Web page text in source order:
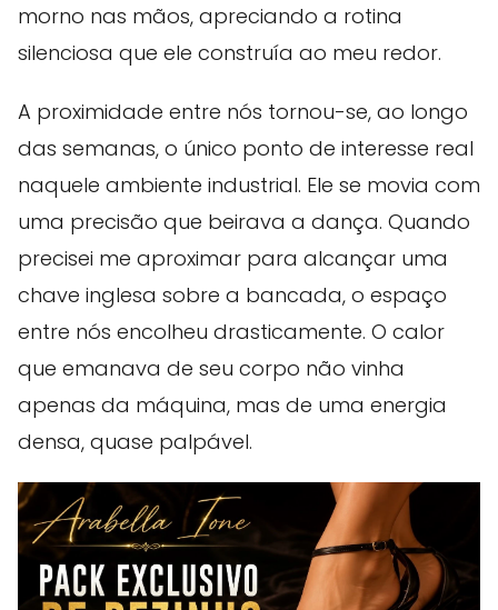
morno nas mãos, apreciando a rotina
silenciosa que ele construía ao meu redor.
A proximidade entre nós tornou-se, ao longo
das semanas, o único ponto de interesse real
naquele ambiente industrial. Ele se movia com
uma precisão que beirava a dança. Quando
precisei me aproximar para alcançar uma
chave inglesa sobre a bancada, o espaço
entre nós encolheu drasticamente. O calor
que emanava de seu corpo não vinha
apenas da máquina, mas de uma energia
densa, quase palpável.